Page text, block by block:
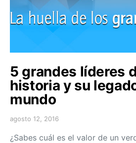
5 grandes líderes
historia y su
mundo
agosto 12, 2016
¿Sabes cuál es el valor de un